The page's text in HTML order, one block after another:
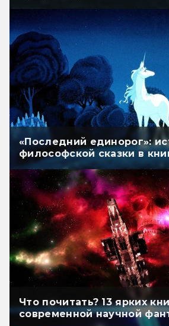
«Последний единорог»:
философской сказки в
Что почитать? 13 ярких
современной научной